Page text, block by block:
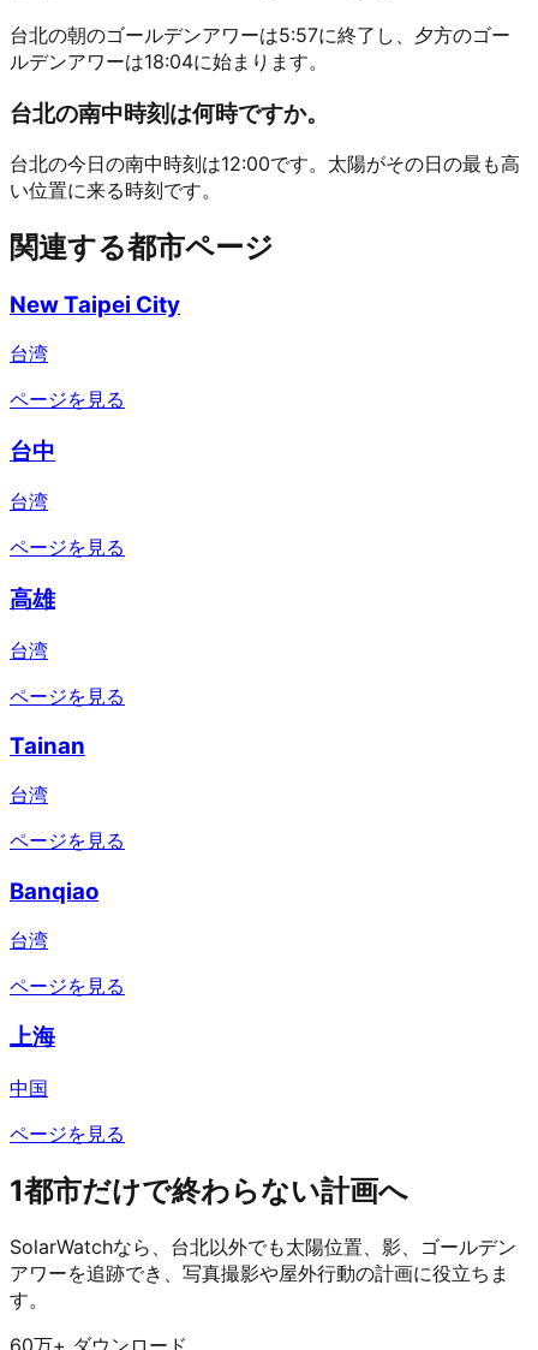
台北の朝のゴールデンアワーは5:57に終了し、夕方のゴー
ルデンアワーは18:04に始まります。
台北の南中時刻は何時ですか。
台北の今日の南中時刻は12:00です。太陽がその日の最も高
い位置に来る時刻です。
関連する都市ページ
New Taipei City
台湾
ページを見る
台中
台湾
ページを見る
高雄
台湾
ページを見る
Tainan
台湾
ページを見る
Banqiao
台湾
ページを見る
上海
中国
ページを見る
1都市だけで終わらない計画へ
SolarWatchなら、台北以外でも太陽位置、影、ゴールデン
アワーを追跡でき、写真撮影や屋外行動の計画に役立ちま
す。
60万+ ダウンロード